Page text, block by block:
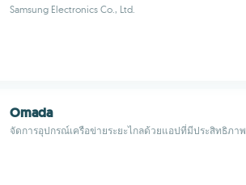
Samsung Electronics Co., Ltd.
Omada
จัดการอุปกรณ์เครือข่ายระยะไกลด้วยแอปที่มีประสิทธิภาพ